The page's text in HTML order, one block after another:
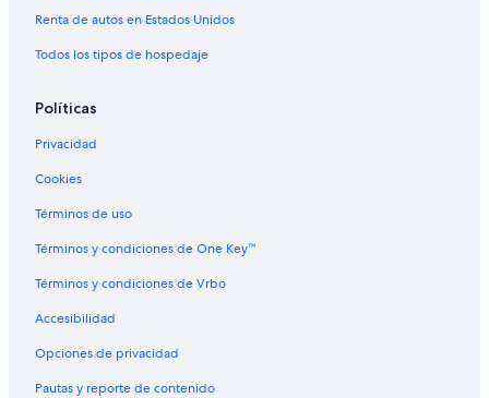
Hoteles familiares en Microcentro
Hoteles históricos en Microcentro
Hoteles boutique en Microcentro
Hoteles con bar en Microcentro
Hoteles con cocina en Microcentro
Hoteles con desayuno incluido en Microcentro
Hoteles con estacionamiento en Microcentro
Hoteles con gimnasio en Microcentro
Hoteles con alberca en Microcentro
Hoteles con restaurante en Microcentro
Hoteles con sauna en Microcentro
Renta de autos en Estados Unidos
Todos los tipos de hospedaje
Políticas
Privacidad
Cookies
Términos de uso
Términos y condiciones de One Key™
Términos y condiciones de Vrbo
Accesibilidad
Opciones de privacidad
Pautas y reporte de contenido